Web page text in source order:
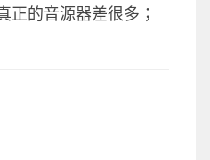
正的音源器差很多；